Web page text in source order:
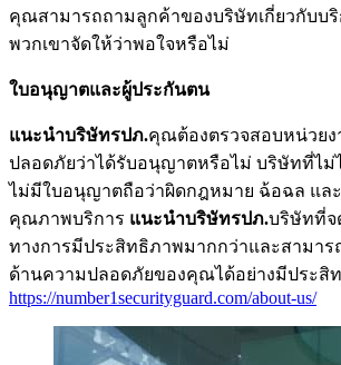
คุณสามารถถามลูกค้าของบริษัทเกี่ยวกับบ
พวกเขาจัดให้ว่าพอใจหรือไม่
ใบอนุญาตและผู้ประกันตน
แนะนำบริษัทรปภ.คุณต้องตรวจสอบหน่วยง
ปลอดภัยว่าได้รับอนุญาตหรือไม่ บริษัทที่ไม่
ไม่มีใบอนุญาตถือว่าผิดกฎหมาย ฉ้อฉล แล
คุณภาพบริการ แนะนำบริษัทรปภ.บริษัทที่จ
ทางการมีประสิทธิภาพมากกว่าและสามา
ด้านความปลอดภัยของคุณได้อย่างมีประสิ
https://number1securityguard.com/about-us/